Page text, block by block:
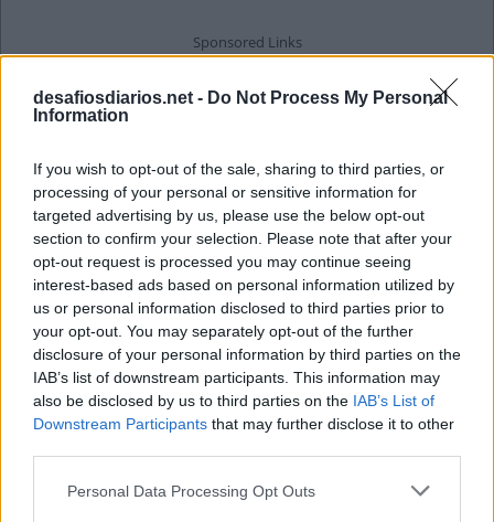
desafiosdiarios.net - Do Not Process My Personal
Information
If you wish to opt-out of the sale, sharing to third parties, or
processing of your personal or sensitive information for
targeted advertising by us, please use the below opt-out
section to confirm your selection. Please note that after your
opt-out request is processed you may continue seeing
interest-based ads based on personal information utilized by
us or personal information disclosed to third parties prior to
your opt-out. You may separately opt-out of the further
disclosure of your personal information by third parties on the
IAB’s list of downstream participants. This information may
also be disclosed by us to third parties on the IAB’s List of
Downstream Participants that may further disclose it to other
Personal Data Processing Opt Outs